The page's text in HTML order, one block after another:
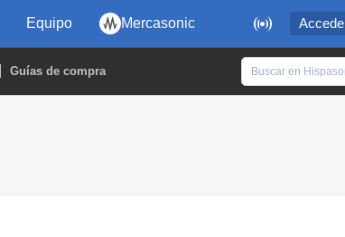
 Accede
Equipo Mercasonic
Guías de compra